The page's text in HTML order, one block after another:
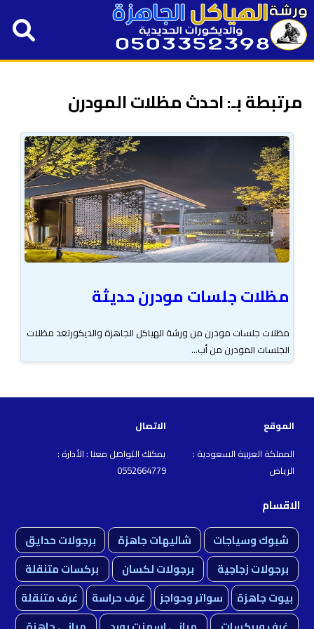
مرتبطة بـ: احدث مظلات المودرن
مظلات جلسات مودرن حديثة
مظلات جلسات مودرن من ورشة الهياكل الجاهزة والديكورتعد مظلات
الجلسات المودرن من أب...
الموقع
الاتصال
المملكة العربية السعودية :
الرياض
يمكنك التواصل معنا : الأدارة :
0552664779
الاقسام
شبوك وسياجات
شاليهات جاهزة
برجولات حدايق
برجولات زجاجية
برجولات لكسان
بركسات متنقلة
بيوت جاهزة
سواتر وحواجز غرف حراسة
غرف متنقلة